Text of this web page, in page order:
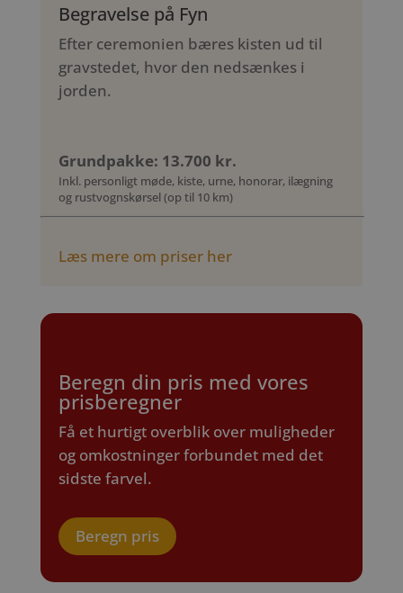
Begravelse på Fyn
Efter ceremonien bæres kisten ud til
gravstedet, hvor den nedsænkes i
jorden.
Grundpakke: 13.700 kr.
Inkl. personligt møde, kiste, urne, honorar, ilægning
og rustvognskørsel (op til 10 km)
Læs mere om priser her
Beregn din pris med vores
prisberegner
Få et hurtigt overblik over muligheder
og omkostninger forbundet med det
sidste farvel.
Beregn pris